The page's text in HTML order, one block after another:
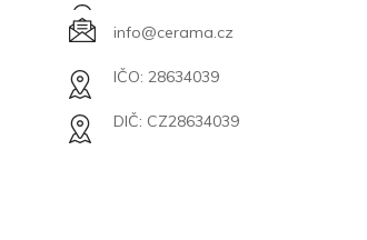
info@cerama.cz
IČO: 28634039
DIČ: CZ28634039